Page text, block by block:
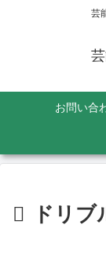
芸
お問い合
ドリブ